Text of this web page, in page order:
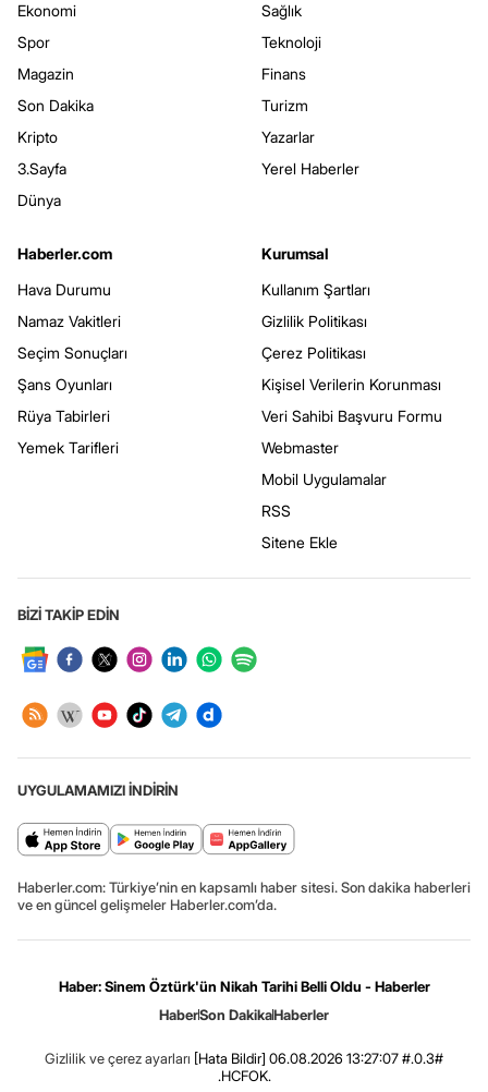
Ekonomi
Spor
Magazin
Son Dakika
Kripto
3.Sayfa
Dünya
Sağlık
Teknoloji
Finans
Turizm
Yazarlar
Yerel Haberler
Haberler.com
Hava Durumu
Namaz Vakitleri
Seçim Sonuçları
Şans Oyunları
Rüya Tabirleri
Yemek Tarifleri
Kurumsal
Kullanım Şartları
Gizlilik Politikası
Çerez Politikası
Kişisel Verilerin Korunması
Veri Sahibi Başvuru Formu
Webmaster
Mobil Uygulamalar
RSS
Sitene Ekle
BİZİ TAKİP EDİN
UYGULAMAMIZI İNDİRİN
Haberler.com: Türkiye’nin en kapsamlı haber sitesi. Son dakika haberleri
ve en güncel gelişmeler Haberler.com’da.
Haber: Sinem Öztürk'ün Nikah Tarihi Belli Oldu - Haberler
HaberSon DakikaHaberler
Gizlilik ve çerez ayarları [Hata Bildir] 06.08.2026 13:27:07 #.0.3#
.HCFOK.